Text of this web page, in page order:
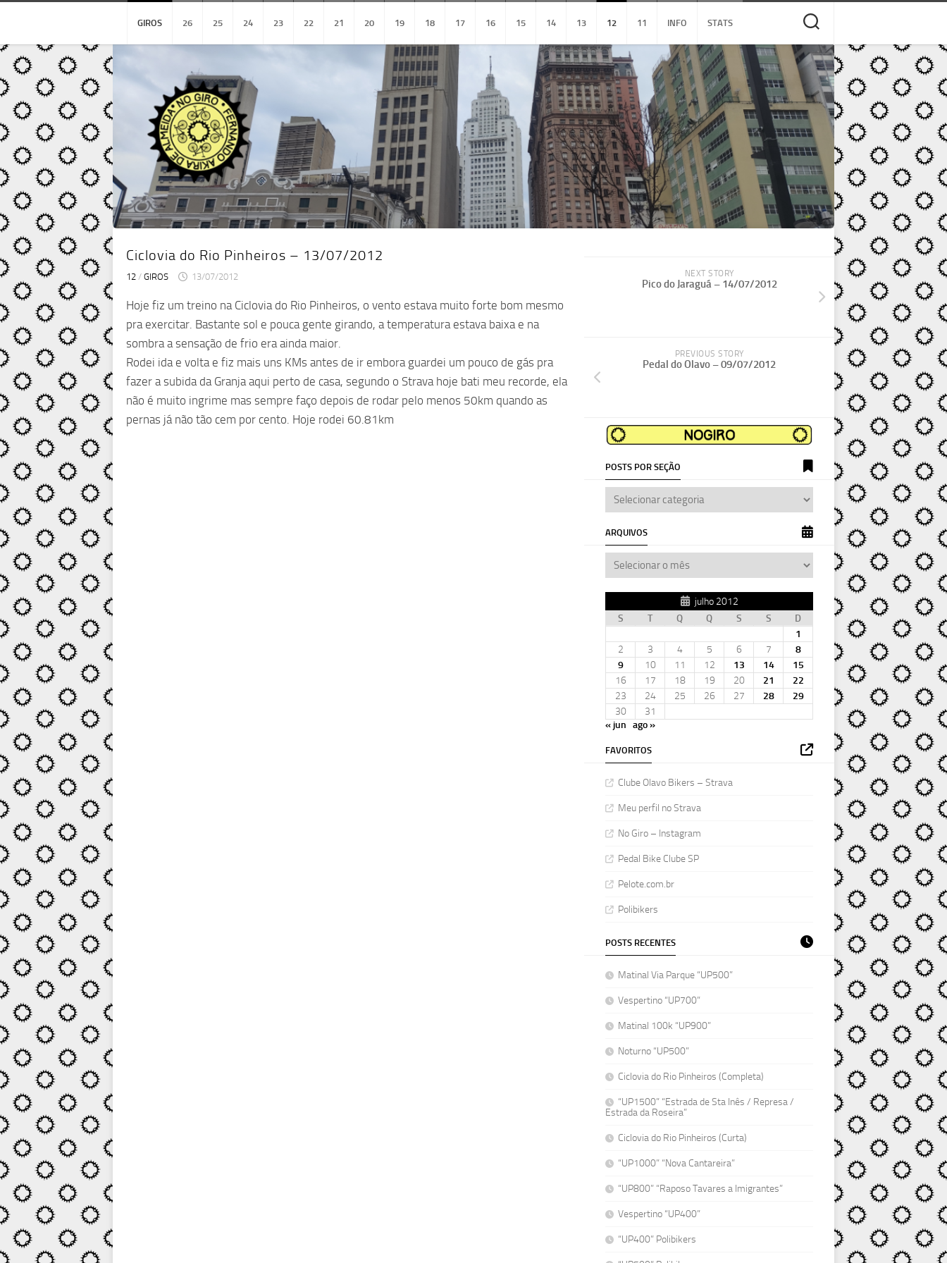
Skip
GIROS 26 25 24 23 22 21 20 19 18 17 16 15 14 13 12 11 INFO STATS
Ciclovia do Rio Pinheiros – 13/07/2012
12 / GIROS 13/07/2012
Hoje fiz um treino na Ciclovia do Rio Pinheiros, o vento estava muito forte bom mesmo
pra exercitar. Bastante sol e pouca gente girando, a temperatura estava baixa e na
sombra a sensação de frio era ainda maior.
Rodei ida e volta e fiz mais uns KMs antes de ir embora guardei um pouco de gás pra
fazer a subida da Granja aqui perto de casa, segundo o Strava hoje bati meu recorde, ela
não é muito ingrime mas sempre faço depois de rodar pelo menos 50km quando as
pernas já não tão cem por cento. Hoje rodei 60.81km
NEXT STORY
Pico do Jaraguá – 14/07/2012
PREVIOUS STORY
Pedal do Olavo – 09/07/2012
POSTS POR SEÇÃO
ARQUIVOS
julho 2012
S
T Q Q S S
D
1
2
3 4 5 6 7
8
9
10 11 12 13 14
15
16
17 18 19 20 21
22
23
24 25 26 27 28
29
30
31
« jun ago »
FAVORITOS
Clube Olavo Bikers – Strava
Meu perfil no Strava
No Giro – Instagram
Pedal Bike Clube SP
Pelote.com.br
Polibikers
POSTS RECENTES
Matinal Via Parque “UP500”
Vespertino “UP700”
Matinal 100k “UP900”
Noturno “UP500”
Ciclovia do Rio Pinheiros (Completa)
“UP1500” “Estrada de Sta Inês / Represa /
Estrada da Roseira”
Ciclovia do Rio Pinheiros (Curta)
“UP1000” “Nova Cantareira”
“UP800” “Raposo Tavares a Imigrantes”
Vespertino “UP400”
“UP400” Polibikers